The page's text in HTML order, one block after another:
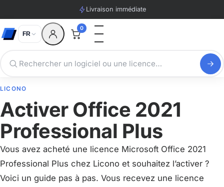
Livraison immédiate
FR
0
LICONO
Activer Office 2021
Professional Plus
Vous avez acheté une licence Microsoft Office 2021
Professional Plus chez Licono et souhaitez l’activer ?
Voici un guide pas à pas. Vous recevez une licence